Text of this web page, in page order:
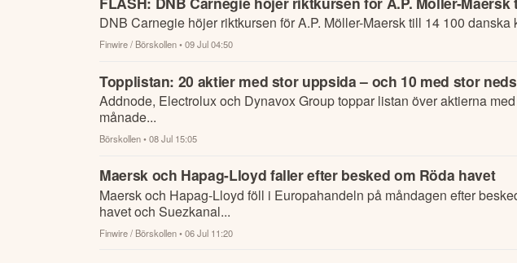
DNB Carnegie höjer riktkursen för A.P. Möller-Maersk till 14 100
Finwire / Börskollen• 09 Jul 04:50
Topplistan: 20 aktier med stor uppsida – och 10 med stor
Addnode, Electrolux och Dynavox Group toppar listan över aktierna
månade...
Börskollen• 08 Jul 15:05
Maersk och Hapag-Lloyd faller efter besked om Röda havet
Maersk och Hapag-Lloyd föll i Europahandeln på måndagen efter
havet och Suezkanal...
Finwire / Börskollen• 06 Jul 11:20